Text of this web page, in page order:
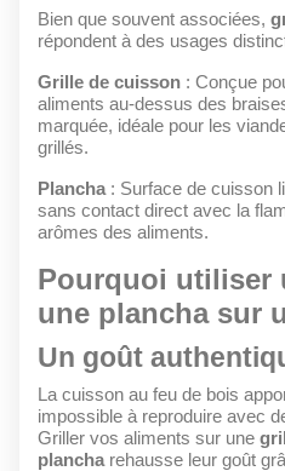
Bien que souvent associées,
répondent à des usages
Grille de cuisson : Conçue
aliments au-dessus des
marquée, idéale pour les
grillés.
Plancha : Surface de cuisson
sans contact direct avec la
arômes des aliments.
Pourquoi utiliser
une plancha sur
Un goût
La cuisson au feu de bois
impossible à reproduire avec
Griller vos aliments sur une
plancha rehausse leur goût